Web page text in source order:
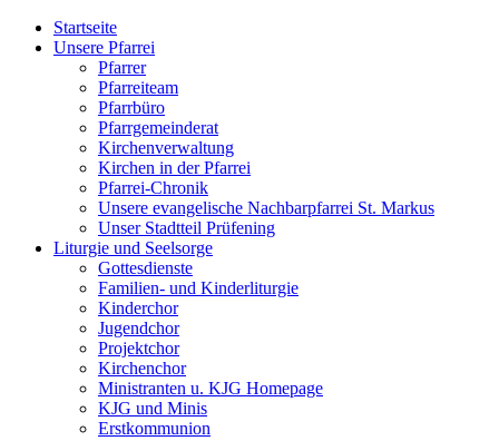
Startseite
Unsere Pfarrei
Pfarrer
Pfarreiteam
Pfarrbüro
Pfarrgemeinderat
Kirchenverwaltung
Kirchen in der Pfarrei
Pfarrei-Chronik
Unsere evangelische Nachbarpfarrei St. Markus
Unser Stadtteil Prüfening
Liturgie und Seelsorge
Gottesdienste
Familien- und Kinderliturgie
Kinderchor
Jugendchor
Projektchor
Kirchenchor
Ministranten u. KJG Homepage
KJG und Minis
Erstkommunion